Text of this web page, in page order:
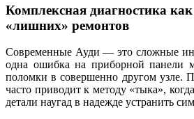
Комплексная диагностика
«лишних» ремонтов
Современные Ауди — это сложные
одна ошибка на приборной панели
поломки в совершенно другом узле.
часто приводит к методу «тыка»,
детали наугад в надежде устранить